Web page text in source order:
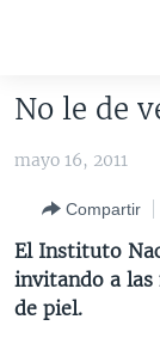
al
principal
Salte
al
navegador
AMÉRICA DEL
EEUU
MÉXICO
HAITÍ
ELECCIONES
ELECCIONES
VOTO
VOA VERIFICA
VOA VERIFICA
VOA VERIFICA
AMÉRICA LATINA
ARGENTINA
CHINA EN
No le de
mayo 16, 2011
Compartir
El Instituto
invitando a las
de piel.